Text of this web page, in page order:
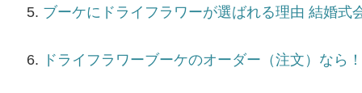
ブーケにドライフラワーが選ばれる理由 結婚
ドライフラワーブーケのオーダー（注文）なら